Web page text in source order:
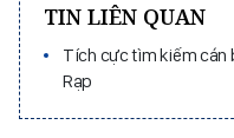
TIN LIÊN QUAN
Tích cực tìm kiếm cán
Rạp